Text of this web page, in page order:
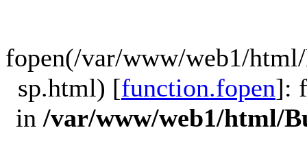
fopen(/var/www/web1/
sp.html) [function.fopen]:
in /var/www/web1/html/